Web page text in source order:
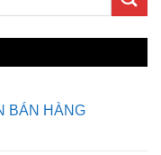
BÁN HÀNG